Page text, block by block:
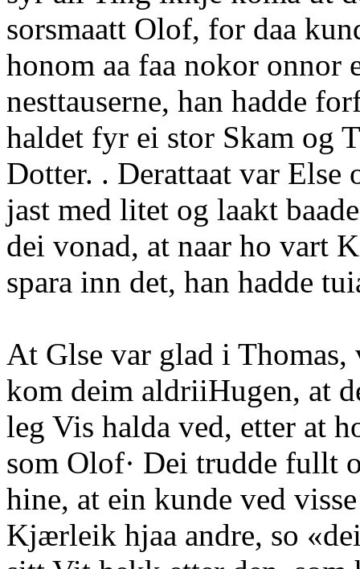
sorsmaatt Olof, for daa
honom aa faa nokor onnor
nesttauserne, han hadde
haldet fyr ei stor Skam og
Dotter. . Derattaat var Else
jast med litet og laakt
dei vonad, at naar ho vart
spara inn det, han hadde
At Glse var glad i Thomas,
kom deim aldriiHugen, at
leg Vis halda ved, etter at
som Olof· Dei trudde fullt
hine, at ein kunde ved
Kjærleik hjaa andre, so